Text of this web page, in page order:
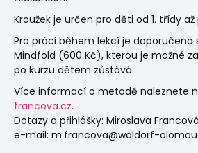
Kroužek je určen pro děti od 1. třídy
Pro práci během lekcí je doporučena
Mindfold (600 Kč), kterou je možné
po kurzu dětem zůstává.
Více informací o metodě naleznete
francova.cz.
Dotazy a přihlášky: Miroslava
e-mail: m.francova@waldorf-